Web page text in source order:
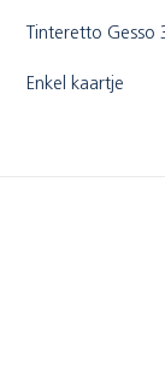
Tinteretto Gesso
Enkel kaartje